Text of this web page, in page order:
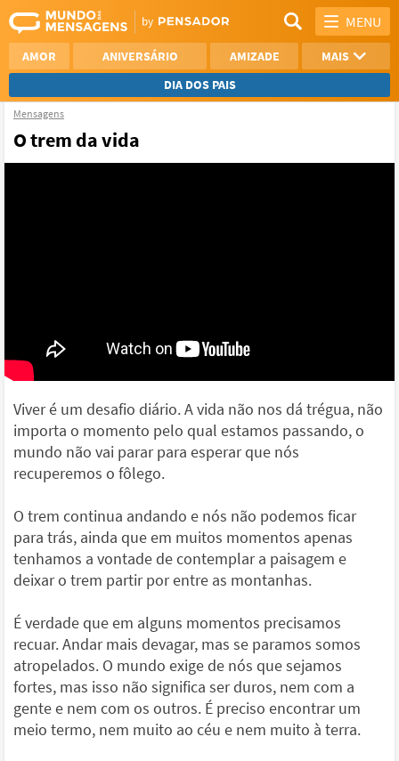
MENU
AMOR ANIVERSÁRIO AMIZADE
MAIS
DIA DOS PAIS
REFLEXÃO
SAUDADE
OTIMISMO
Mensagens
O trem da vida
Viver é um desafio diário. A vida não nos dá trégua, não
importa o momento pelo qual estamos passando, o
mundo não vai parar para esperar que nós
recuperemos o fôlego.
O trem continua andando e nós não podemos ficar
para trás, ainda que em muitos momentos apenas
tenhamos a vontade de contemplar a paisagem e
deixar o trem partir por entre as montanhas.
É verdade que em alguns momentos precisamos
recuar. Andar mais devagar, mas se paramos somos
atropelados. O mundo exige de nós que sejamos
fortes, mas isso não significa ser duros, nem com a
gente e nem com os outros. É preciso encontrar um
meio termo, nem muito ao céu e nem muito à terra.